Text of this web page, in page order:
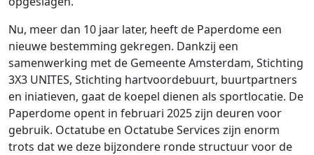
Nu, meer dan 10 jaar later, heeft de Paperdome een
nieuwe bestemming gekregen. Dankzij een
samenwerking met de Gemeente Amsterdam, Stichting
3X3 UNITES, Stichting hartvoordebuurt, buurtpartners
en iniatieven, gaat de koepel dienen als sportlocatie. De
Paperdome opent in februari 2025 zijn deuren voor
gebruik. Octatube en Octatube Services zijn enorm
trots dat we deze bijzondere ronde structuur voor de